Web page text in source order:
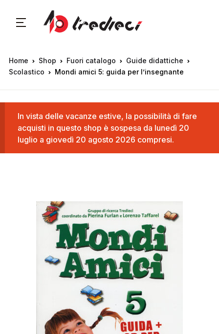
Home Shop Fuori catalogo
Guide didattiche
Scolastico
Mondi amici 5: guida per l’insegnante
In vista delle vacanze estive, la possibilità di fare
acquisti in questo shop è sospesa da lunedì 20
luglio a giovedì 20 agosto 2026 compresi.